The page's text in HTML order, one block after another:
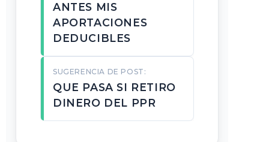
ANTES MIS
APORTACIONES
DEDUCIBLES
SUGERENCIA DE POST:
QUE PASA SI RETIRO
DINERO DEL PPR